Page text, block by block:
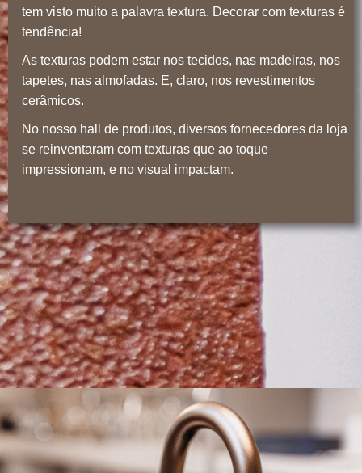
tem visto muito a palavra textura. Decorar com texturas é
tendência!
As texturas podem estar nos tecidos, nas madeiras, nos
tapetes, nas almofadas. E, claro, nos revestimentos
cerâmicos.
No nosso hall de produtos, diversos fornecedores da loja
se reinventaram com texturas que ao toque
impressionam, e no visual impactam.